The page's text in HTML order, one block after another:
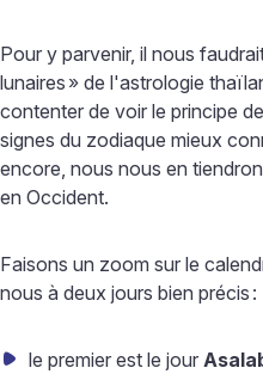
Pour y parvenir, il nous
lunaires » de l'astrologie
contenter de voir le principe
signes du zodiaque mieux
encore, nous nous en
en Occident.
Faisons un zoom sur le
nous à deux jours bien précis :
le premier est le jour